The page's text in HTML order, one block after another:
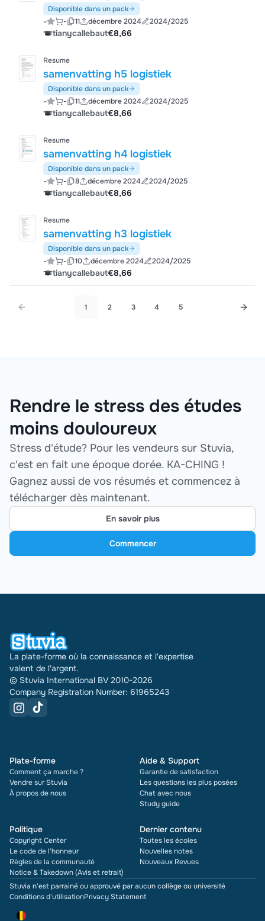
Disponible dans un pack
- - 11 décembre 2024 2024/2025
tianycallebaut€8,66
Resume
samenvatting h5 logistiek
Disponible dans un pack
- - 11 décembre 2024 2024/2025
tianycallebaut€8,66
Resume
samenvatting h4 logistiek
Disponible dans un pack
- - 8 décembre 2024 2024/2025
tianycallebaut€8,66
Resume
samenvatting h3 logistiek
Disponible dans un pack
- - 10 décembre 2024 2024/2025
tianycallebaut€8,66
1 2 3 4 5
Rendre le stress des études
moins douloureux
Stress d'étude? Pour les vendeurs sur Stuvia,
c'est en fait une époque dorée. KA-CHING !
Gagnez aussi de vos résumés et commencez à
télécharger dès maintenant.
En savoir plus
Commencer
La plate-forme où la connaissance et l'expertise
valent de l'argent.
© Stuvia International BV 2010-2026
Company Registration Number: 61965243
Plate-forme
Comment ça marche ?
Vendre sur Stuvia
À propos de nous
Aide & Support
Garantie de satisfaction
Les questions les plus posées
Chat avec nous
Study guide
Politique
Copyright Center
Le code de l'honneur
Règles de la communauté
Notice & Takedown (Avis et retrait)
Dernier contenu
Toutes les écoles
Nouvelles notes
Nouveaux Revues
Stuvia n'est parrainé ou approuvé par aucun collège ou université
Conditions d'utilisationPrivacy Statement